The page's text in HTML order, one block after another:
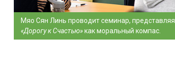
Мяо Сян Линь проводит семинар, представляя
«Дорогу к Счастью»как моральный компас.